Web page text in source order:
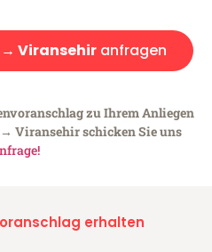
Viransehir anfragen
zu Ihrem Anliegen
Viransehir schicken Sie uns
erhalten